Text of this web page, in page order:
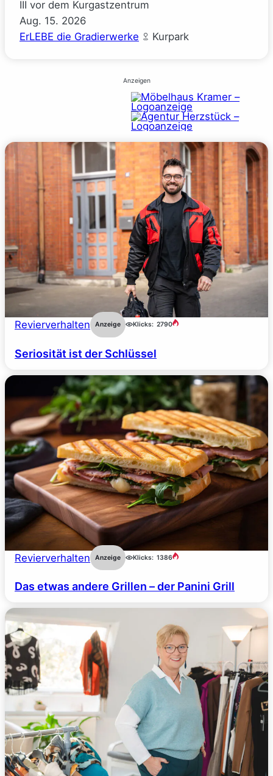
III vor dem Kurgastzentrum
Aug. 15. 2026
ErLEBE die Gradierwerke
Kurpark
Anzeigen
Revierverhalten Anzeige Klicks: 2790
Seriosität ist der Schlüssel
Revierverhalten Anzeige Klicks: 1386
Das etwas andere Grillen – der Panini Grill